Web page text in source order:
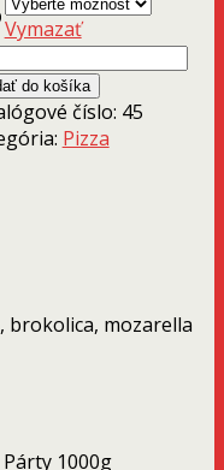
Vymazať
do košíka
číslo: 45
Pizza
brokolica, mozarella
1000g